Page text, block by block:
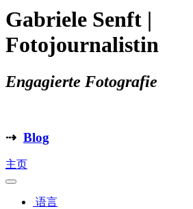
Gabriele Senft |
Fotojournalistin
Engagierte Fotografie
⇢ Blog
主页
语言